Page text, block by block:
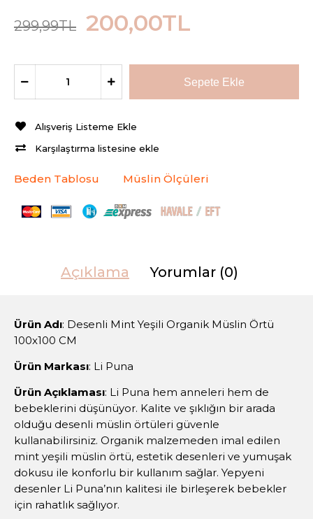
299,99TL 200,00TL
Alışveriş Listeme Ekle
Karşılaştırma listesine ekle
Beden Tablosu Müslin Ölçüleri
Açıklama Yorumlar (0)
Ürün Adı: Desenli Mint Yeşili Organik Müslin Örtü
100x100 CM
Ürün Markası: Li Puna
Ürün Açıklaması: Li Puna hem anneleri hem de
bebeklerini düşünüyor. Kalite ve şıklığın bir arada
olduğu desenli müslin örtüleri güvenle
kullanabilirsiniz. Organik malzemeden imal edilen
mint yeşili müslin örtü, estetik desenleri ve yumuşak
dokusu ile konforlu bir kullanım sağlar. Yepyeni
desenler Li Puna’nın kalitesi ile birleşerek bebekler
için rahatlık sağlıyor.